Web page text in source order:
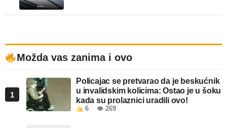
Možda vas zanima i ovo
1
Policajac se pretvarao da je beskućnik
u invalidskim kolicima: Ostao je u šoku
kada su prolaznici uradili ovo!
6 👁 269